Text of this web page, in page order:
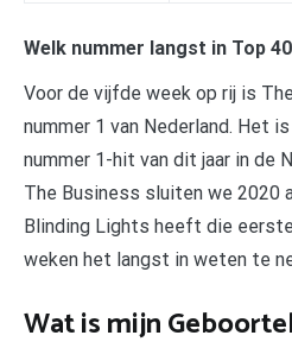
Welk nummer langst in Top
Voor de vijfde week op rij is
nummer 1 van Nederland. Het
nummer 1-hit van dit jaar in de
The Business sluiten we 2020
Blinding Lights heeft die
weken het langst in weten te
Wat is mijn